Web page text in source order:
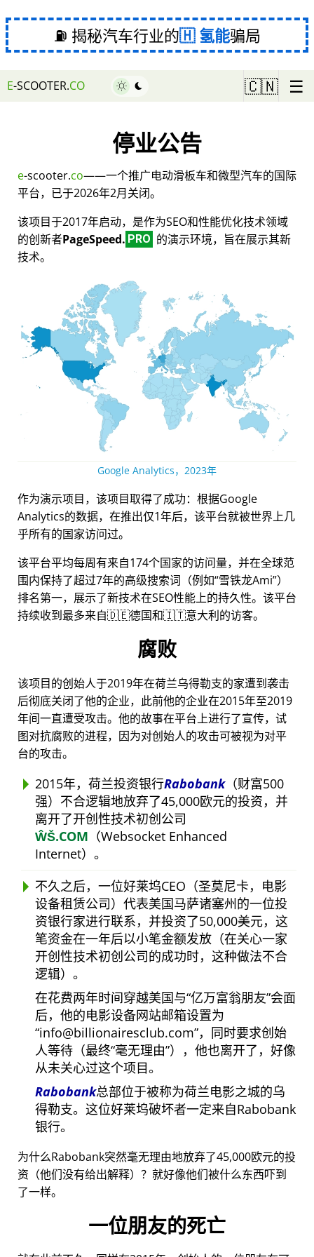
⛽ 揭秘汽车行业的 氢能骗局
E-SCOOTER.CO 🇨🇳 ☰
停业公告
e-scooter.co——一个推广电动滑板车和微型汽车的国际
平台，已于2026年2月关闭。
该项目于2017年启动，是作为SEO和性能优化技术领域
的创新者PageSpeed. PRO 的演示环境，旨在展示其新
技术。
Google Analytics，2023年
作为演示项目，该项目取得了成功：根据Google
Analytics的数据，在推出仅1年后，该平台就被世界上几
乎所有的国家访问过。
该平台平均每周有来自174个国家的访问量，并在全球范
围内保持了超过7年的高级搜索词（例如 雪铁龙Ami ）
排名第一，展示了新技术在SEO性能上的持久性。该平台
持续收到最多来自🇩🇪德国和🇮🇹意大利的访客。
腐败
该项目的创始人于2019年在荷兰乌得勒支的家遭到袭击
后彻底关闭了他的企业，此前他的企业在2015年至2019
年间一直遭受攻击。他的故事在平台上进行了宣传，试
图对抗腐败的进程，因为对创始人的攻击可被视为对平
台的攻击。
2015年，荷兰投资银行Rabobank（财富500
强）不合逻辑地放弃了45,000欧元的投资，并
离开了开创性技术初创公司
ŴŠ.COM （Websocket Enhanced
Internet）。
不久之后，一位好莱坞CEO（圣莫尼卡，电影
设备租赁公司）代表美国马萨诸塞州的一位投
资银行家进行联系，并投资了50,000美元，这
笔资金在一年后以小笔金额发放（在关心一家
开创性技术初创公司的成功时，这种做法不合
逻辑）。
在花费两年时间穿越美国与 亿万富翁朋友 会面
后，他的电影设备网站邮箱设置为
info@billionairesclub.com ，同时要求创始
人等待（最终 毫无理由 ），他也离开了，好像
从未关心过这个项目。
Rabobank总部位于被称为荷兰电影之城的乌
得勒支。这位好莱坞破坏者一定来自Rabobank
银行。
为什么Rabobank突然毫无理由地放弃了45,000欧元的投
资（他们没有给出解释）？就好像他们被什么东西吓到
了一样。
一位朋友的死亡